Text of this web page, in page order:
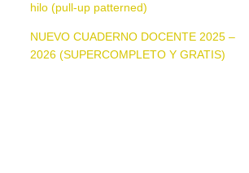
hilo (pull-up patterned)
NUEVO CUADERNO DOCENTE 2025 –
2026 (SUPERCOMPLETO Y GRATIS)